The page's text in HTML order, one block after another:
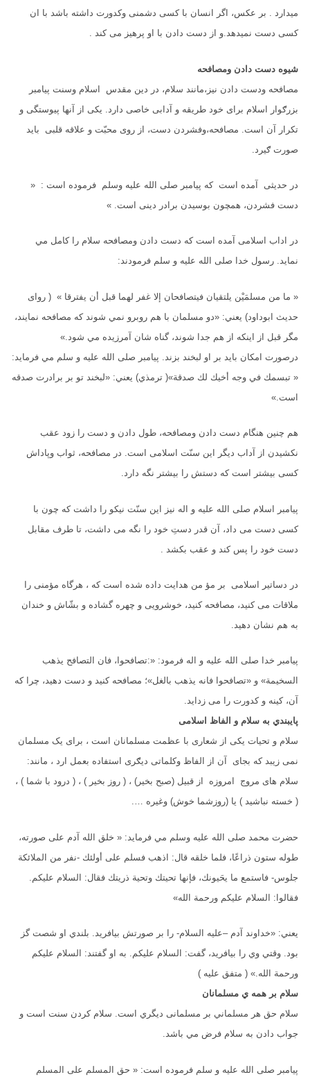
میدارد . بر عكس، اگر انسان با كسی دشمنی وكدورت داشته باشد با ان
کسی دست نمیدهد.و از دست دادن با او پرهیز می کند .
شیوه دست دادن ومصافحه
مصافحه ودست دادن نیز،مانند سلام، در دین مقدس اسلام وسنت پیامبر
بزرګوار اسلام برای خود طریقه و آدابی خاصی دارد. یكی از آنها پیوستگی و
تكرار آن است. مصافحه،وفشردن دست، از روی محبّت و علاقه قلبی باید
صورت ګیرد.
در حدیثی آمده است که پیامبر صلی الله علیه وسلم فرموده است : «
دست فشردن، همچون بوسیدن برادر دینی است. »
در اداب اسلامی آمده است که دست دادن ومصافحه سلام را کامل مي
نمايد. رسول خدا صلى الله عليه و سلم فرمودند:
« ما من مسلمَيْن يلتقيان فيتصافحان إلا غفر لهما قبل أن يفترقا » ( روای
حدیث ابوداود) يعني: «دو مسلمان با هم روبرو نمي شوند که مصافحه نمايند،
مگر قبل از اينکه از هم جدا شوند، گناه شان آمرزيده مي شود.»
درصورت امکان بايد بر او لبخند بزند. پيامبر صلى الله عليه و سلم مي فرمايد:
« تبسمك في وجه أخيك لك صدقة»( ترمذي) يعني: «لبخند تو بر برادرت صدقه
است.»
هم چنین هنگام دست دادن ومصافحه، طول دادن و دست را زود عقب
نكشیدن از آداب دیگر این سنّت اسلامی است. در مصافحه، ثواب وپاداش
كسی بیشتر است كه دستش را بیشتر نگه دارد.
پیامبر اسلام صلی الله علیه و اله نیز این سنّت نیكو را داشت كه چون با
كسی دست می داد، آن قدر دستِ خود را نگه می داشت، تا طرف مقابل
دست خود را پس كند و عقب بكشد .
در دساتیر اسلامی بر مؤ من هدایت داده شده است که ، هرگاه مؤمنی را
ملاقات می كنید، مصافحه كنید، خوشرویی و چهره گشاده و بشّاش و خندان
به هم نشان دهید.
پیامبر خدا صلی الله علیه و اله فرمود: «:تصافحوا، فان التصافح یذهب
السخیمة» و «تصافحوا فانه یذهب بالغل»؛ مصافحه كنید و دست دهید، چرا كه
آن، كینه و كدورت را می زداید.
پايبندي به سلام و الفاظ اسلامی
سلام و تحيات یکی از شعاری با عظمت مسلمانان است ، برای یک مسلمان
نمی زیبد که بجای آن از الفاظ وکلماتی دیګری استفاده بعمل ارد ، مانند:
سلام های مروج امروزه از قبیل (صبح بخير) ، ( روز بخیر ) ، ( درود با شما ) ،
( خسته نباشید ) يا (روزشما خوش) وغیره ….
حضرت محمد صلی الله علیه وسلم مي فرمايد: « خلق الله آدم على صورته،
طوله ستون ذراعًا، فلما خلقه قال: اذهب فسلم على أولئك -نفر من الملائكة
جلوس- فاستمع ما يحَيونك، فإنها تحيتك وتحية ذريتك فقال: السلام عليكم.
فقالوا: السلام عليكم ورحمة الله»
يعني: «خداوند آدم –عليه السلام- را بر صورتش بيافريد. بلندي او شصت گز
بود. وقتي وي را بيافريد، گفت: السلام عليکم. به او گفتند: السلام عليكم
ورحمة الله.» ( متفق عليه )
سلام بر همه ي مسلمانان
سلام حق هر مسلماني بر مسلمانی ديگري است. سلام کردن سنت است و
جواب دادن به سلام فرض مي باشد.
پيامبر صلى الله عليه و سلم فرموده است: « حق المسلم على المسلم